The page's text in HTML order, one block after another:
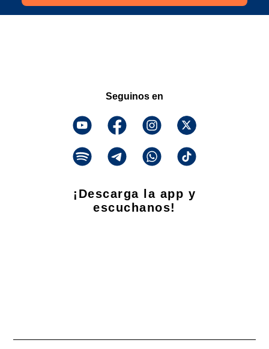
Seguinos en
¡Descarga la app y
escuchanos!